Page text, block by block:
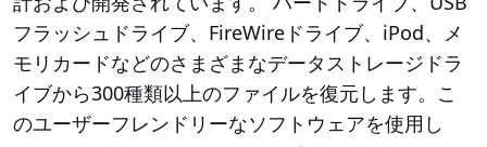
フラッシュドライブ、FireWireドライブ、iPod、メ
モリカードなどのさまざまなデータストレージドラ
イブから300種類以上のファイルを復元します。こ
のユーザーフレンドリーなソフトウェアを使用し